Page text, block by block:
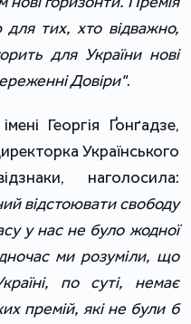
для тих, хто відважно,
для України нові
Довіри".
Георгія Ґонґадзе,
Українського
наголосила:
відстоювати свободу
у нас не було жодної
ми розуміли, що
по суті, немає
премій, які не були б